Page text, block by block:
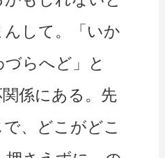
して。「いか
らへど」と
関係にある。先
、どこがどこ